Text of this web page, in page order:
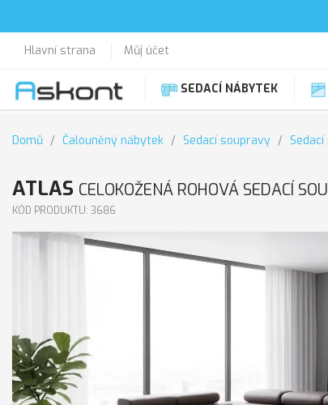
Hlavní strana Můj účet
SEDACÍ NÁBYTEK
Domů Čalouněný nábytek Sedací soupravy
ATLAS CELOKOŽENÁ ROHOVÁ SEDACÍ
KÓD PRODUKTU: 3686